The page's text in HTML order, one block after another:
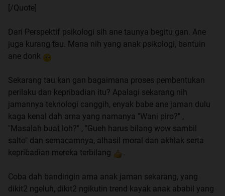
[/Quote]
Dari Perspektif psikologi sih ane taunya begitu gan. Ane
juga kurang tau. Mana nih yang anak psikologi, bantuin
ane donk
Sekarang tau kan gan bagaimana proses pembentukan
perilaku dan kepribadian itu? Apalagi sekarang nih
jamannya teknologi canggih, enyak babe ane jaman dulu
kaga kenal dah ama yang namanya "Wani piro?" ,
"Masalah buat loh?" , "Gueh harus bilang wow sambil
salto" dan semacamnya, alhasil moral dan akhlak serta
kepribadian mereka terbilang
Coba dah bandingin ama anak jaman sekarang, yang
dikit2 ngeluh, dikit2 ngikutin trend kayak anak ababil yang